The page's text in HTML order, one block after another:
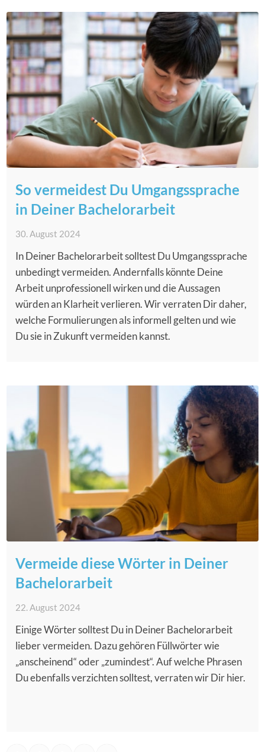
So vermeidest Du Umgangssprache
in Deiner Bachelorarbeit
30. August 2024
In Deiner Bachelorarbeit solltest Du Umgangssprache
unbedingt vermeiden. Andernfalls könnte Deine
Arbeit unprofessionell wirken und die Aussagen
würden an Klarheit verlieren. Wir verraten Dir daher,
welche Formulierungen als informell gelten und wie
Du sie in Zukunft vermeiden kannst.
Vermeide diese Wörter in Deiner
Bachelorarbeit
22. August 2024
Einige Wörter solltest Du in Deiner Bachelorarbeit
lieber vermeiden. Dazu gehören Füllwörter wie
„anscheinend“ oder „zumindest“. Auf welche Phrasen
Du ebenfalls verzichten solltest, verraten wir Dir hier.